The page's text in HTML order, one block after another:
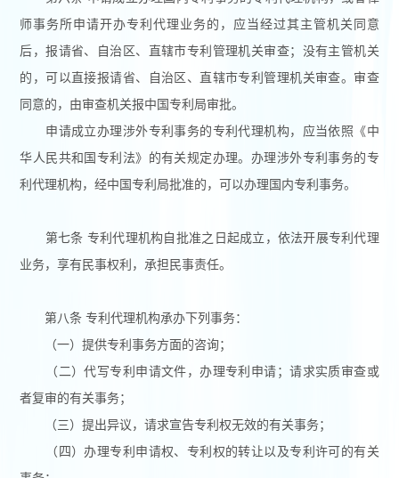
师事务所申请开办专利代理业务的，应当经过其主管机关同意
后，报请省、自治区、直辖市专利管理机关审查；没有主管机关
的，可以直接报请省、自治区、直辖市专利管理机关审查。审查
同意的，由审查机关报中国专利局审批。
申请成立办理涉外专利事务的专利代理机构，应当依照《中
华人民共和国专利法》的有关规定办理。办理涉外专利事务的专
利代理机构，经中国专利局批准的，可以办理国内专利事务。
第七条 专利代理机构自批准之日起成立，依法开展专利代理
业务，享有民事权利，承担民事责任。
第八条 专利代理机构承办下列事务：
（一）提供专利事务方面的咨询；
（二）代写专利申请文件，办理专利申请；请求实质审查或
者复审的有关事务；
（三）提出异议，请求宣告专利权无效的有关事务；
（四）办理专利申请权、专利权的转让以及专利许可的有关